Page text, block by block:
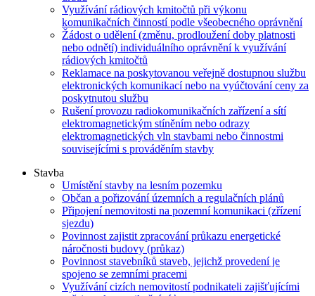
Využívání rádiových kmitočtů při výkonu
komunikačních činností podle všeobecného oprávnění
Žádost o udělení (změnu, prodloužení doby platnosti
nebo odnětí) individuálního oprávnění k využívání
rádiových kmitočtů
Reklamace na poskytovanou veřejně dostupnou službu
elektronických komunikací nebo na vyúčtování ceny za
poskytnutou službu
Rušení provozu radiokomunikačních zařízení a sítí
elektromagnetickým stíněním nebo odrazy
elektromagnetických vln stavbami nebo činnostmi
souvisejícími s prováděním stavby
Stavba
Umístění stavby na lesním pozemku
Občan a pořizování územních a regulačních plánů
Připojení nemovitosti na pozemní komunikaci (zřízení
sjezdu)
Povinnost zajistit zpracování průkazu energetické
náročnosti budovy (průkaz)
Povinnost stavebníků staveb, jejichž provedení je
spojeno se zemními pracemi
Využívání cizích nemovitostí podnikateli zajišťujícími